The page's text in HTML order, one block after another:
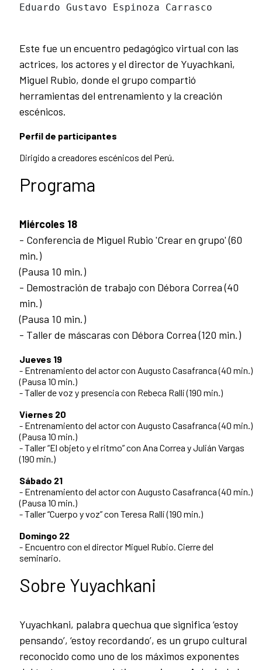
Eduardo Gustavo Espinoza Carrasco
Este fue un encuentro pedagógico virtual con las
actrices, los actores y el director de Yuyachkani,
Miguel Rubio, donde el grupo compartió
herramientas del entrenamiento y la creación
escénicos.
Perfil de participantes
Dirigido a creadores escénicos del Perú.
Programa
Miércoles 18
- Conferencia de Miguel Rubio 'Crear en grupo' (60
min.)
(Pausa 10 min.)
- Demostración de trabajo con Débora Correa (40
min.)
(Pausa 10 min.)
- Taller de máscaras con Débora Correa (120 min.)
Jueves 19
- Entrenamiento del actor con Augusto Casafranca (40 min.)
(Pausa 10 min.)
- Taller de voz y presencia con Rebeca Ralli (190 min.)
Viernes 20
- Entrenamiento del actor con Augusto Casafranca (40 min.)
(Pausa 10 min.)
- Taller “El objeto y el ritmo” con Ana Correa y Julián Vargas
(190 min.)
Sábado 21
- Entrenamiento del actor con Augusto Casafranca (40 min.)
(Pausa 10 min.)
- Taller “Cuerpo y voz” con Teresa Ralli (190 min.)
Domingo 22
- Encuentro con el director Miguel Rubio. Cierre del
seminario.
Sobre Yuyachkani
Yuyachkani, palabra quechua que significa ‘estoy
pensando’, ‘estoy recordando’, es un grupo cultural
reconocido como uno de los máximos exponentes